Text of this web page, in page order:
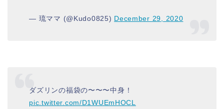
— 琉ママ (@Kudo0825) December 29, 2020
ダズリンの福袋の〜〜〜中身！
pic.twitter.com/D1WUEmHOCL